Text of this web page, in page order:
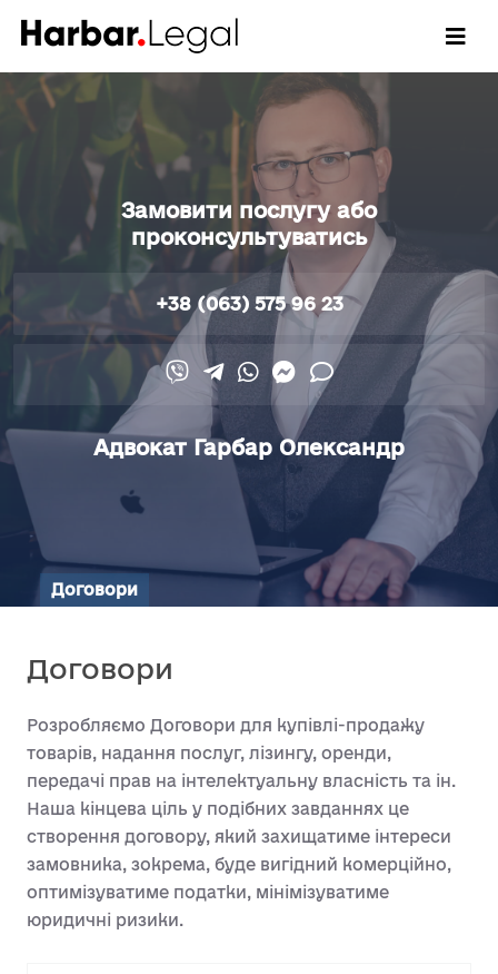
Замовити послугу або
проконсультуватись
+38 (063) 575 96 23
Адвокат Гарбар Олександр
Договори
Договори
Розробляємо Договори для купівлі-продажу
товарів, надання послуг, лізингу, оренди,
передачі прав на інтелектуальну власність та ін.
Наша кінцева ціль у подібних завданнях це
створення договору, який захищатиме інтереси
замовника, зокрема, буде вигідний комерційно,
оптимізуватиме податки, мінімізуватиме
юридичні ризики.